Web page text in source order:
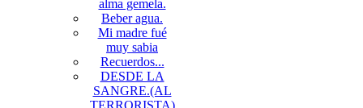
alma gemela.
Beber agua.
Mi madre fué
muy sabia
Recuerdos...
DESDE LA
SANGRE.(AL
TERRORISTA)